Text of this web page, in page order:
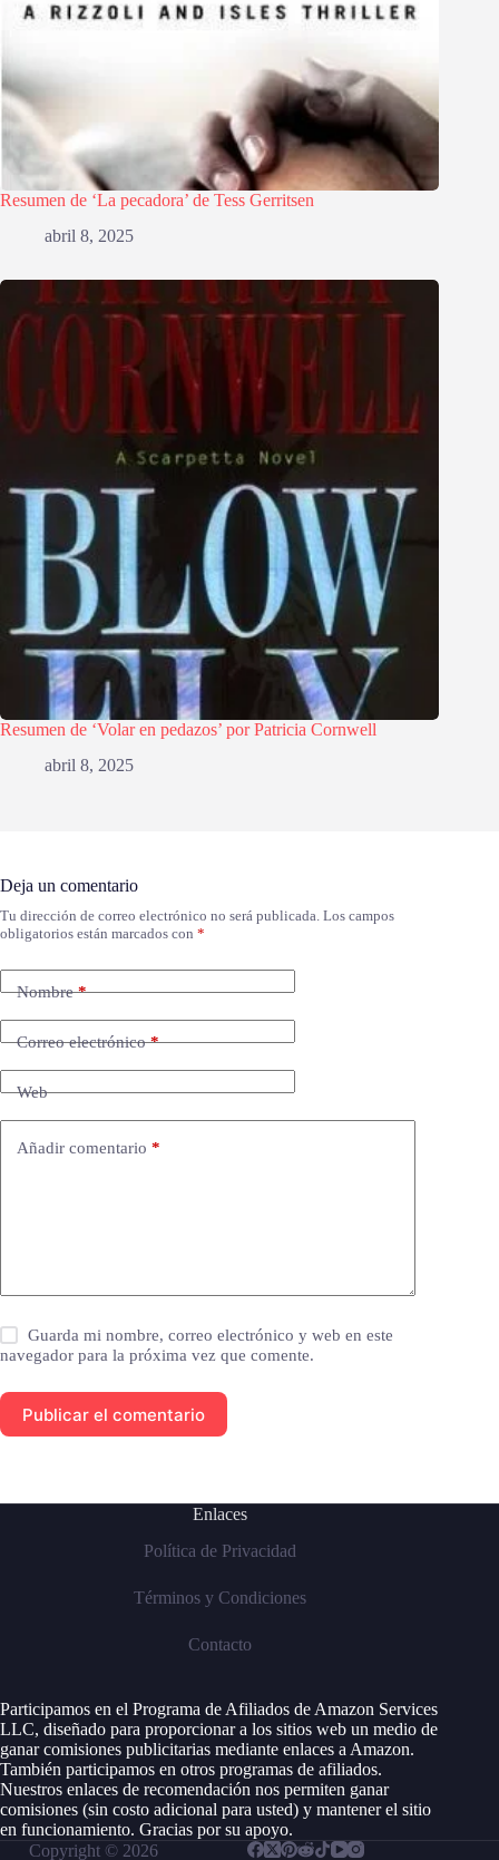
Resumen de ‘La pecadora’ de Tess Gerritsen
abril 8, 2025
Resumen de ‘Volar en pedazos’ por Patricia Cornwell
abril 8, 2025
Deja un comentario
Tu dirección de correo electrónico no será publicada. Los campos
obligatorios están marcados con *
Nombre*
Correo electrónico*
Web
Añadir comentario *
Guarda mi nombre, correo electrónico y web en este
navegador para la próxima vez que comente.
Publicar el comentario
Enlaces
Política de Privacidad
Términos y Condiciones
Contacto
Participamos en el Programa de Afiliados de Amazon Services
LLC, diseñado para proporcionar a los sitios web un medio de
ganar comisiones publicitarias mediante enlaces a Amazon.
También participamos en otros programas de afiliados.
Nuestros enlaces de recomendación nos permiten ganar
comisiones (sin costo adicional para usted) y mantener el sitio
en funcionamiento. Gracias por su apoyo.
Copyright © 2026